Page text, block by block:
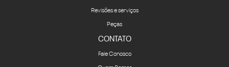
Revisões e serviços
Peças
CONTATO
Fale Conosco